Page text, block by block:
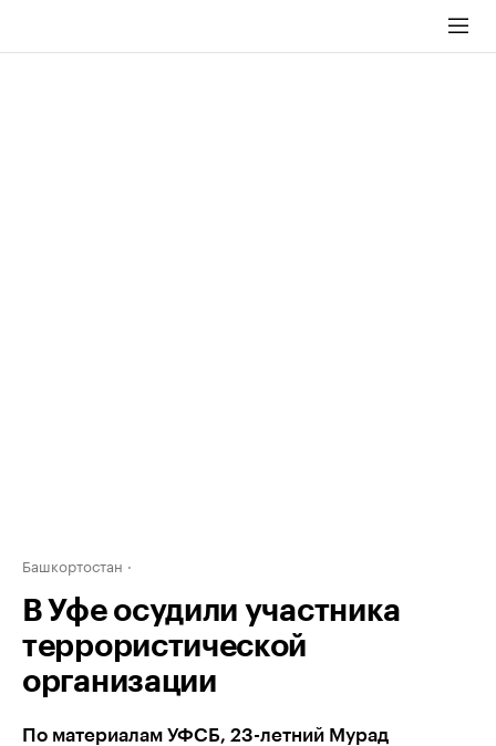
Башкортостан
В Уфе осудили участника
террористической
организации
По материалам УФСБ, 23-летний Мурад